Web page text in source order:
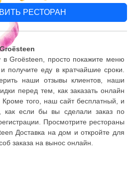
РЕСТОРАН
в Groësteen, просто покажите меню
получите еду в кратчайшие сроки.
наши отзывы клиентов, наши
перед тем, как заказать онлайн
Кроме того, наш сайт бесплатный, и
как если бы вы сделали заказ по
Просмотрите рестораны
Доставка на дом и откройте для
заказа на вынос онлайн.